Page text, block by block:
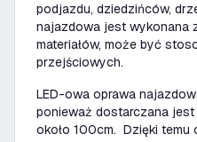
podjazdu, dziedzińców,
najazdowa jest wykonana
materiałów, może być
przejściowych.
LED-owa oprawa
ponieważ dostarczana jest
około 100cm. Dzięki temu